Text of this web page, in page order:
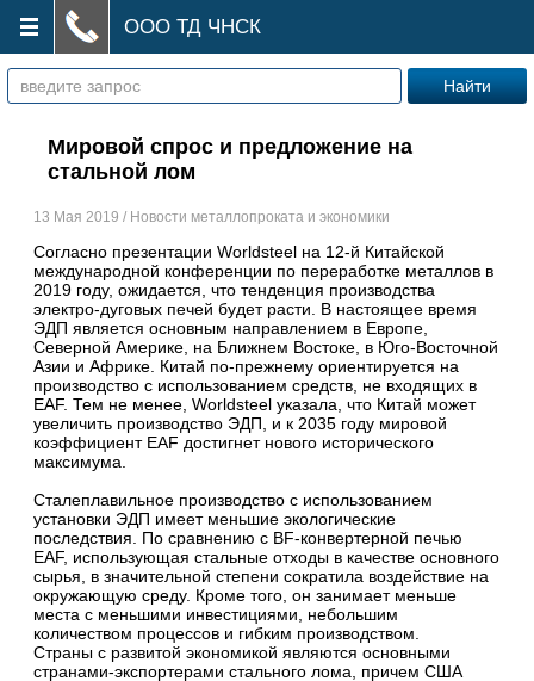
ООО ТД ЧНСК
Мировой спрос и предложение на
стальной лом
13 Мая 2019 / Новости металлопроката и экономики
Согласно презентации Worldsteel на 12-й Китайской
международной конференции по переработке металлов в
2019 году, ожидается, что тенденция производства
электро-дуговых печей будет расти. В настоящее время
ЭДП является основным направлением в Европе,
Северной Америке, на Ближнем Востоке, в Юго-Восточной
Азии и Африке. Китай по-прежнему ориентируется на
производство с использованием средств, не входящих в
EAF. Тем не менее, Worldsteel указала, что Китай может
увеличить производство ЭДП, и к 2035 году мировой
коэффициент EAF достигнет нового исторического
максимума.
Сталеплавильное производство с использованием
установки ЭДП имеет меньшие экологические
последствия. По сравнению с BF-конвертерной печью
EAF, использующая стальные отходы в качестве основного
сырья, в значительной степени сократила воздействие на
окружающую среду. Кроме того, он занимает меньше
места с меньшими инвестициями, небольшим
количеством процессов и гибким производством.
Страны с развитой экономикой являются основными
странами-экспортерами стального лома, причем США